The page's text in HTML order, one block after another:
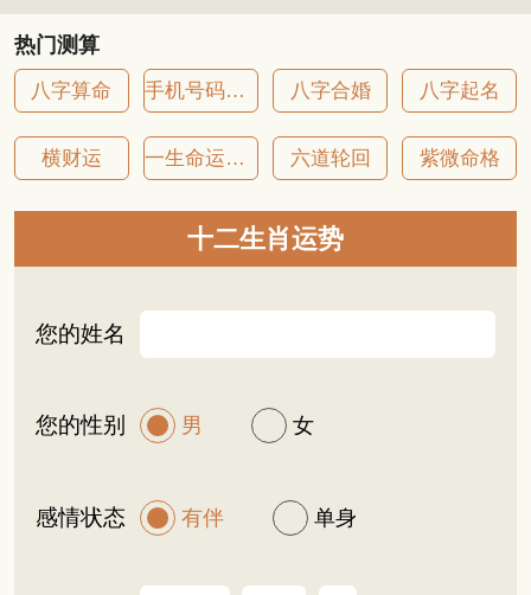
热门测算
八字算命 手机号码吉凶 八字合婚 八字起名
横财运 一生命运详批 六道轮回 紫微命格
十二生肖运势
您的姓名
您的性别 男 女
感情状态 有伴 单身